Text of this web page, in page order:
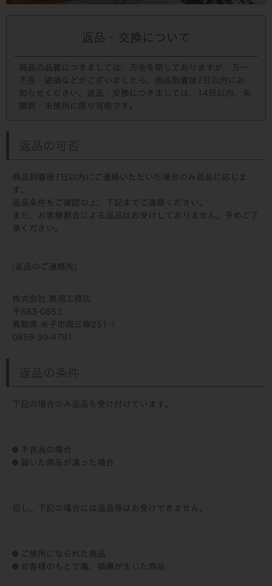
返品・交換について
商品の品質につきましては、万全を期しておりますが、万一
不良・破損などがございましたら、商品到着後7日以内にお
知らせください。返品・交換につきましては、14日以内、未
開封・未使用に限り可能です。
返品の可否
商品到着後7日以内にご連絡いただいた場合のみ返品に応じま
す。
返品条件をご確認の上、下記までご連絡ください。
また、お客様都合による返品はお受けしておりません。予めご了
承ください。
[返品のご連絡先]
株式会社 奥洞工務店
683-0853
鳥取県 米子市両三柳251-1
0859-30-4791
返品の条件
下記の場合のみ返品を受け付けています。
不良品の場合
届いた商品が違った場合
但し、下記の場合には返品等はお受けできません。
ご使用になられた商品
お客様のもとで傷、損傷が生じた商品